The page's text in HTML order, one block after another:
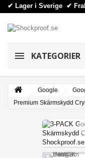
✔ Lager i Sverige ✔
KATEGORIER
Google
Premium Skärmskydd